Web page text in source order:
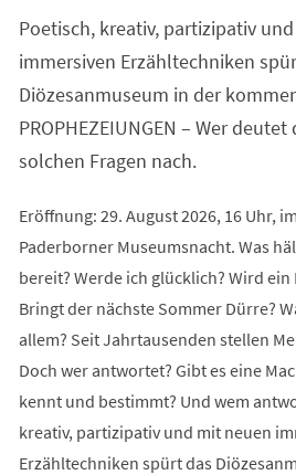
neuen
Poetisch, kreativ, partizipativ
immersiven Erzähltechniken
Diözesanmuseum in der
PROPHEZEIUNGEN – Wer
solchen Fragen nach.
Eröffnung: 29. August 2026, 16 Uhr,
Paderborner Museumsnacht. Was
bereit? Werde ich glücklich? Wird ein
Bringt der nächste Sommer Dürre?
allem? Seit Jahrtausenden stellen
Doch wer antwortet? Gibt es eine
kennt und bestimmt? Und wem
kreativ, partizipativ und mit neuen
Erzähltechniken spürt das